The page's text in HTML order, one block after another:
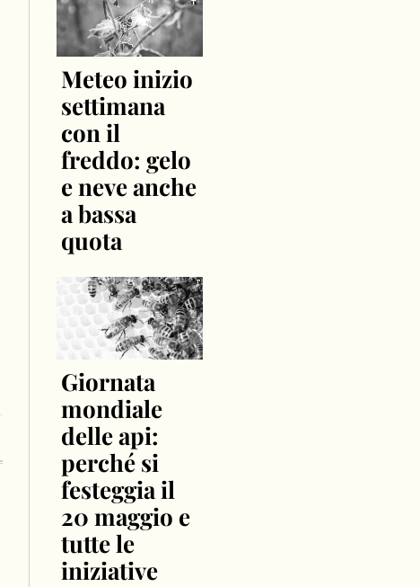
Meteo inizio
settimana
con il
freddo: gelo
e neve anche
a bassa
quota
Giornata
mondiale
delle api:
perché si
festeggia il
20 maggio e
tutte le
iniziative